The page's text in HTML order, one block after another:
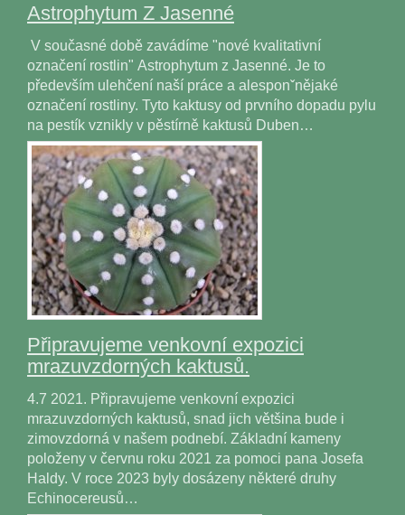
Astrophytum Z Jasenné
V současné době zavádíme "nové kvalitativní
označení rostlin" Astrophytum z Jasenné. Je to
především ulehčení naší práce a alesponˇnějaké
označení rostliny. Tyto kaktusy od prvního dopadu pylu
na pestík vznikly v pěstírně kaktusů Duben…
Připravujeme venkovní expozici
mrazuvzdorných kaktusů.
4.7 2021. Připravujeme venkovní expozici
mrazuvzdorných kaktusů, snad jich většina bude i
zimovzdorná v našem podnebí. Základní kameny
položeny v červnu roku 2021 za pomoci pana Josefa
Haldy. V roce 2023 byly dosázeny některé druhy
Echinocereusů…